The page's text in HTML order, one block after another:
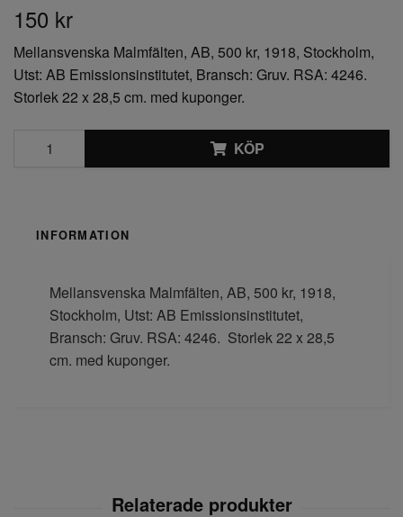
150 kr
Mellansvenska Malmfälten, AB, 500 kr, 1918, Stockholm,
Utst: AB Emissionsinstitutet, Bransch: Gruv. RSA: 4246.
Storlek 22 x 28,5 cm. med kuponger.
KÖP
INFORMATION
Mellansvenska Malmfälten, AB, 500 kr, 1918,
Stockholm, Utst: AB Emissionsinstitutet,
Bransch: Gruv. RSA: 4246. Storlek 22 x 28,5
cm. med kuponger.